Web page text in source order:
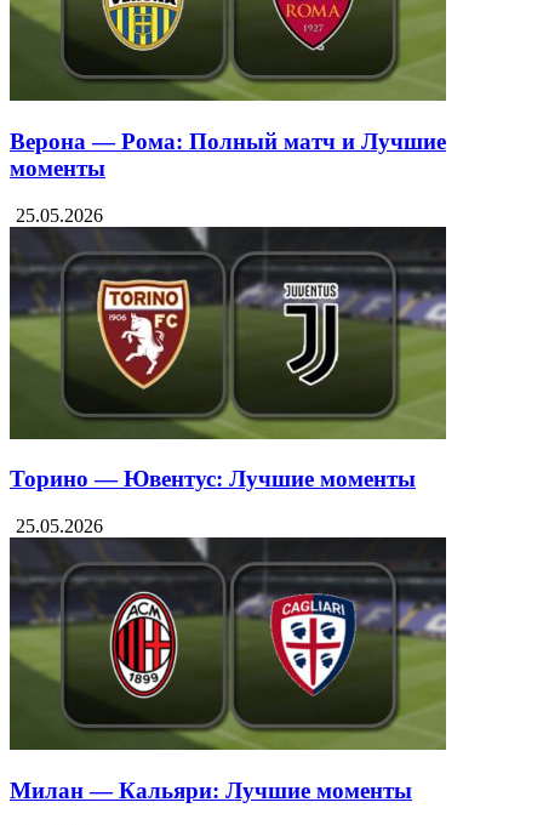
Верона — Рома: Полный матч и Лучшие
моменты
25.05.2026
Торино — Ювентус: Лучшие моменты
25.05.2026
Милан — Кальяри: Лучшие моменты